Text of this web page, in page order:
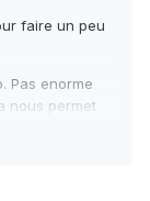
faire un peu
Pas enorme
nous permet
de CSM de